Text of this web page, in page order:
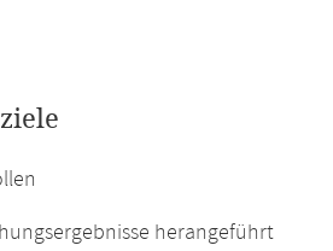
herangeführt